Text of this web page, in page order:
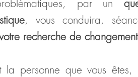
par un
, vous conduira,
recherche de
la personne que vous